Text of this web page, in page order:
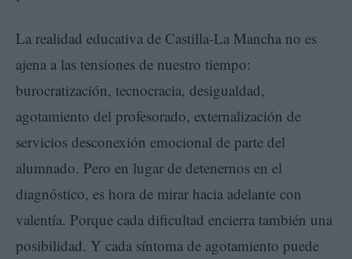
La realidad educativa de Castilla-La Mancha no es
ajena a las tensiones de nuestro tiempo:
burocratización, tecnocracia, desigualdad,
agotamiento del profesorado, externalización de
servicios desconexión emocional de parte del
alumnado. Pero en lugar de detenernos en el
diagnóstico, es hora de mirar hacia adelante con
valentía. Porque cada dificultad encierra también una
posibilidad. Y cada síntoma de agotamiento puede